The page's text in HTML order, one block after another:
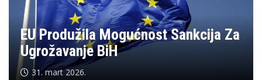
EU Produžila Mogućnost Sankcija Za
Ugrožavanje BiH
31. mart 2026.